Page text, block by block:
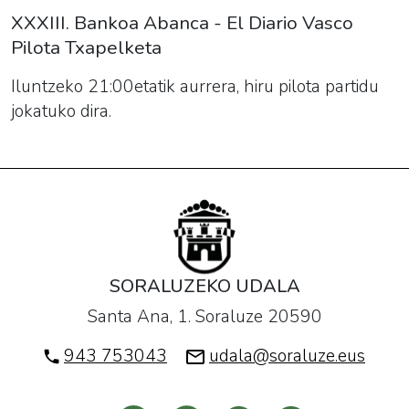
XXXIII. Bankoa Abanca - El Diario Vasco
Pilota Txapelketa
Iluntzeko 21:00etatik aurrera, hiru pilota partidu
jokatuko dira.
SORALUZEKO UDALA
Santa Ana, 1. Soraluze 20590
943 753043
udala@soraluze.eus